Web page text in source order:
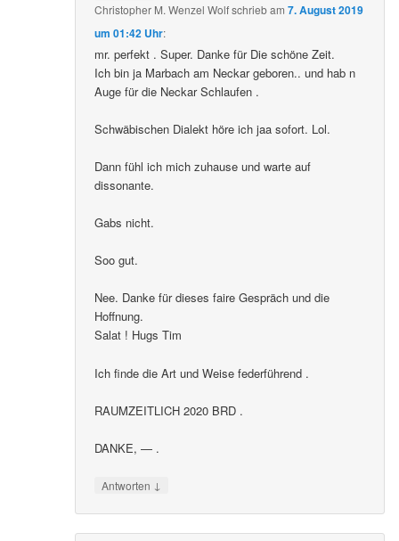
Christopher M. Wenzel Wolfschriebam7. August 2019
um 01:42 Uhr:
mr. perfekt . Super. Danke für Die schöne Zeit.
Ich bin ja Marbach am Neckar geboren.. und hab n
Auge für die Neckar Schlaufen .
Schwäbischen Dialekt höre ich jaa sofort. Lol.
Dann fühl ich mich zuhause und warte auf
dissonante.
Gabs nicht.
Soo gut.
Nee. Danke für dieses faire Gespräch und die
Hoffnung.
Salat ! Hugs Tim
Ich finde die Art und Weise federführend .
RAUMZEITLICH 2020 BRD .
DANKE, — .
Antworten ↓